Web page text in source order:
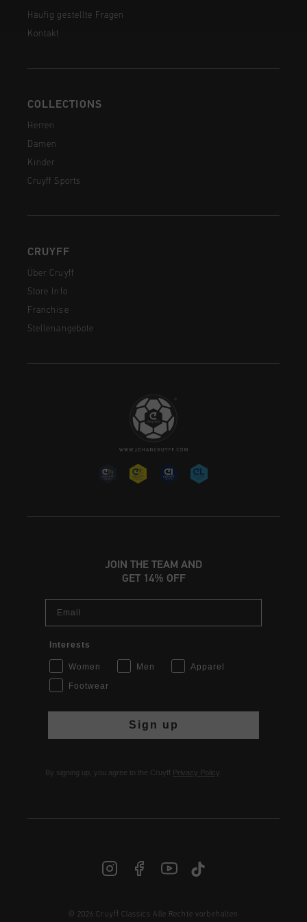
DE | € EUR
Häufig gestellte Fragen
Kontakt
COLLECTIONS
Herren
Damen
Kinder
Cruyff Sports
CRUYFF
Über Cruyff
Store Info
Franchise
Stellenangebote
JOIN THE TEAM AND
GET 14% OFF
Email
Interests
Women Men
Apparel
Footwear
Sign up
By signing up, you agree to the Cruyff Privacy Policy
© 2026 Cruyff Classics Alle Rechte vorbehalten